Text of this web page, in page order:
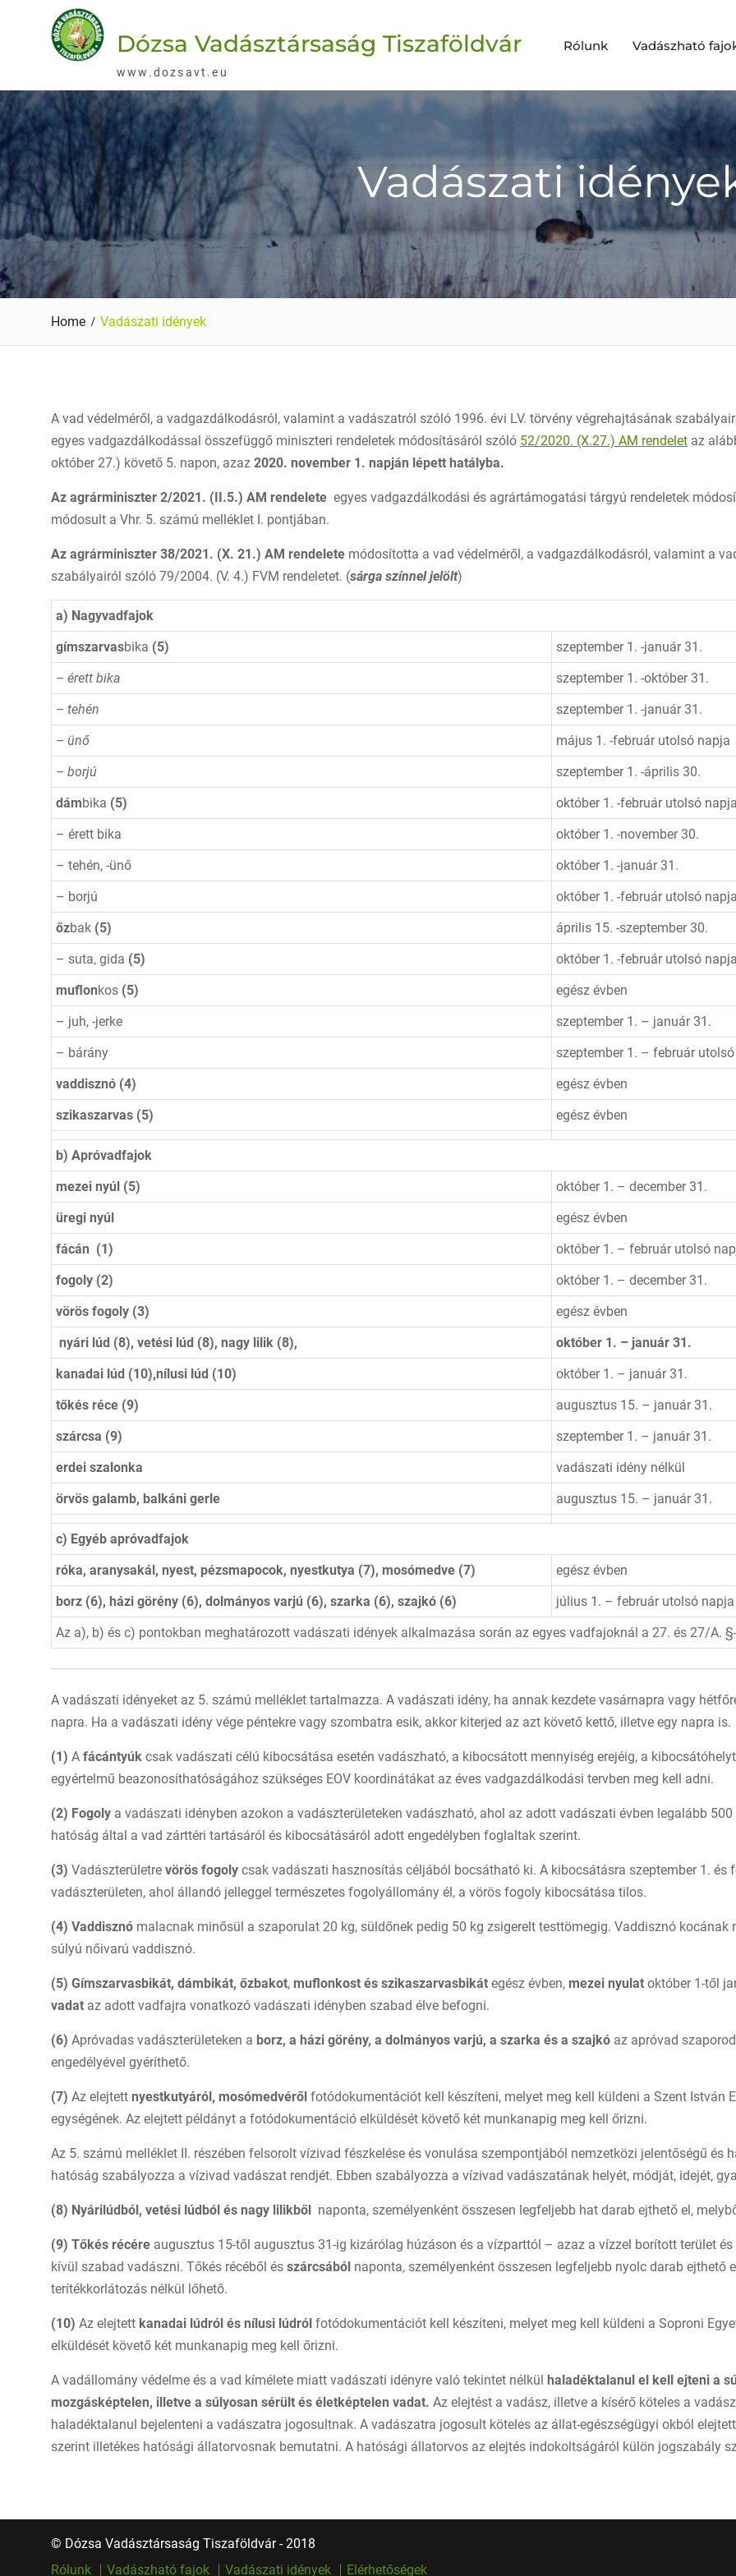
Dózsa Vadásztársaság Tiszaföldvár
www.dozsavt.eu
Rólunk Vadászható
Vadászati
Home Vadászati idények
A vad védelméről, a vadgazdálkodásról, valamint a vadászatról szóló 1996. évi LV. törvény végrehajtásának
egyes vadgazdálkodással összefüggő miniszteri rendeletek módosításáról szóló 52/2020. (X.27.) AM rendelet az
október 27.) követő 5. napon, azaz 2020. november 1. napján lépett hatályba.
Az agrárminiszter 2/2021. (II.5.) AM rendelete egyes vadgazdálkodási és agrártámogatási tárgyú rendeletek
módosult a Vhr. 5. számú melléklet I. pontjában.
Az agrárminiszter 38/2021. (X. 21.) AM rendelete módosította a vad védelméről, a vadgazdálkodásról, valamint a
szabályairól szóló 79/2004. (V. 4.) FVM rendeletet. (sárga színnel jelölt)
a) Nagyvadfajok
gímszarvasbika (5)
szeptember 1. -január 31.
– érett bika
szeptember 1. -október 31.
– tehén
szeptember 1. -január 31.
– ünő
május 1. -február utolsó napja
– borjú
szeptember 1. -április 30.
dámbika (5)
október 1. -február utolsó
– érett bika
október 1. -november 30.
– tehén, -ünő
október 1. -január 31.
– borjú
október 1. -február utolsó
őzbak (5)
április 15. -szeptember 30.
– suta, gida (5)
október 1. -február utolsó
muflonkos (5)
egész évben
– juh, -jerke
szeptember 1. – január 31.
– bárány
szeptember 1. – február
vaddisznó (4)
egész évben
szikaszarvas (5)
egész évben
b) Apróvadfajok
mezei nyúl (5)
október 1. – december 31.
üregi nyúl
egész évben
fácán (1)
október 1. – február utolsó
fogoly (2)
október 1. – december 31.
vörös fogoly (3)
egész évben
nyári lúd (8), vetési lúd (8), nagy lilik (8),
október 1. – január 31.
kanadai lúd (10),nílusi lúd (10)
október 1. – január 31.
tőkés réce (9)
augusztus 15. – január 31.
szárcsa (9)
szeptember 1. – január 31.
erdei szalonka
vadászati idény nélkül
örvös galamb, balkáni gerle
augusztus 15. – január 31.
c) Egyéb apróvadfajok
róka, aranysakál, nyest, pézsmapocok, nyestkutya (7), mosómedve (7)
egész évben
borz (6), házi görény (6), dolmányos varjú (6), szarka (6), szajkó (6)
július 1. – február utolsó napja
Az a), b) és c) pontokban meghatározott vadászati idények alkalmazása során az egyes vadfajoknál a 27. és 27/A.
A vadászati idényeket az 5. számú melléklet tartalmazza. A vadászati idény, ha annak kezdete vasárnapra vagy
napra. Ha a vadászati idény vége péntekre vagy szombatra esik, akkor kiterjed az azt követő kettő, illetve egy napra is.
(1) A fácántyúk csak vadászati célú kibocsátása esetén vadászható, a kibocsátott mennyiség erejéig, a
egyértelmű beazonosíthatóságához szükséges EOV koordinátákat az éves vadgazdálkodási tervben meg kell adni.
(2) Fogoly a vadászati idényben azokon a vadászterületeken vadászható, ahol az adott vadászati évben legalább
hatóság által a vad zárttéri tartásáról és kibocsátásáról adott engedélyben foglaltak szerint.
(3) Vadászterületre vörös fogoly csak vadászati hasznosítás céljából bocsátható ki. A kibocsátásra szeptember 1. és
vadászterületen, ahol állandó jelleggel természetes fogolyállomány él, a vörös fogoly kibocsátása tilos.
(4) Vaddisznó malacnak minősül a szaporulat 20 kg, süldőnek pedig 50 kg zsigerelt testtömegig. Vaddisznó
súlyú nőivarú vaddisznó.
(5) Gímszarvasbikát, dámbikát, őzbakot, muflonkost és szikaszarvasbikát egész évben, mezei nyulat október 1-től
vadat az adott vadfajra vonatkozó vadászati idényben szabad élve befogni.
(6) Apróvadas vadászterületeken a borz, a házi görény, a dolmányos varjú, a szarka és a szajkó az apróvad
engedélyével gyéríthető.
(7) Az elejtett nyestkutyáról, mosómedvéről fotódokumentációt kell készíteni, melyet meg kell küldeni a Szent István
egységének. Az elejtett példányt a fotódokumentáció elküldését követő két munkanapig meg kell őrizni.
Az 5. számú melléklet II. részében felsorolt vízivad fészkelése és vonulása szempontjából nemzetközi jelentőségű és
hatóság szabályozza a vízivad vadászat rendjét. Ebben szabályozza a vízivad vadászatának helyét, módját, idejét,
(8) Nyárilúdból, vetési lúdból és nagy lilikből naponta, személyenként összesen legfeljebb hat darab ejthető el,
(9) Tőkés récére augusztus 15-től augusztus 31-ig kizárólag húzáson és a vízparttól – azaz a vízzel borított terület
kívül szabad vadászni. Tőkés récéből és szárcsából naponta, személyenként összesen legfeljebb nyolc darab ejthető
terítékkorlátozás nélkül lőhető.
(10) Az elejtett kanadai lúdról és nílusi lúdról fotódokumentációt kell készíteni, melyet meg kell küldeni a Soproni
elküldését követő két munkanapig meg kell őrizni.
A vadállomány védelme és a vad kímélete miatt vadászati idényre való tekintet nélkül haladéktalanul el kell ejteni a
mozgásképtelen, illetve a súlyosan sérült és életképtelen vadat. Az elejtést a vadász, illetve a kísérő köteles a
haladéktalanul bejelenteni a vadászatra jogosultnak. A vadászatra jogosult köteles az állat-egészségügyi okból
szerint illetékes hatósági állatorvosnak bemutatni. A hatósági állatorvos az elejtés indokoltságáról külön jogszabály
© Dózsa Vadásztársaság Tiszaföldvár - 2018
Rólunk
Vadászható fajok Vadászati idények Elérhetőségek